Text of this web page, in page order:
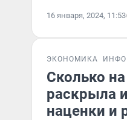
16 января, 2024, 11:53
ЭКОНОМИКА
Сколько
раскрыла
наценки и